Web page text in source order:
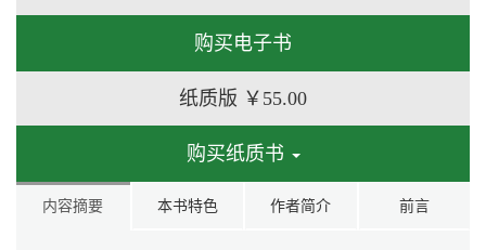
购买电子书
纸质版 ￥55.00
购买纸质书
内容摘要 本书特色 作者简介 前言